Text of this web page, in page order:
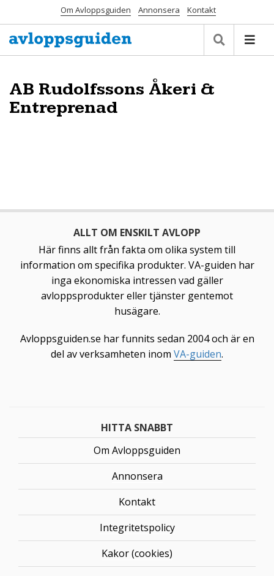
Om Avloppsguiden Annonsera Kontakt
AB Rudolfssons Åkeri &
Entreprenad
ALLT OM ENSKILT AVLOPP
Här finns allt från fakta om olika system till
information om specifika produkter. VA-guiden har
inga ekonomiska intressen vad gäller
avloppsprodukter eller tjänster gentemot
husägare.
Avloppsguiden.se har funnits sedan 2004 och är en
del av verksamheten inom VA-guiden.
HITTA SNABBT
Om Avloppsguiden
Annonsera
Kontakt
Integritetspolicy
Kakor (cookies)